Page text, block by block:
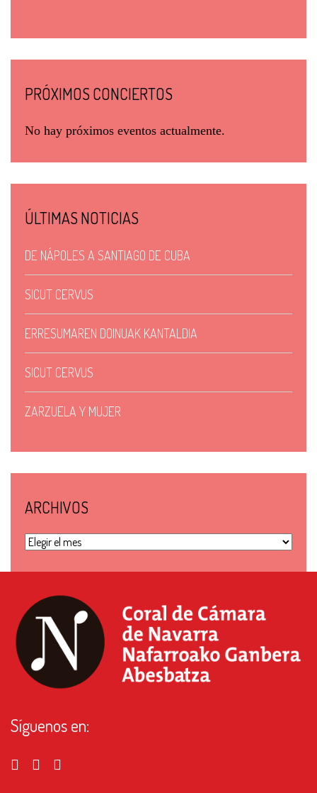
PRÓXIMOS CONCIERTOS
No hay próximos eventos actualmente.
ÚLTIMAS NOTICIAS
DE NÁPOLES A SANTIAGO DE CUBA
SICUT CERVUS
ERRESUMAREN DOINUAK KANTALDIA
SICUT CERVUS
ZARZUELA Y MUJER
ARCHIVOS
Archivos
Síguenos en: